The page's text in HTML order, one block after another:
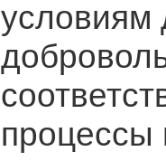
условиям
процессы